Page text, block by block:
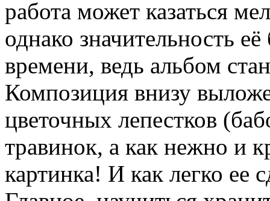
работа может казаться
однако значительность
времени, ведь альбом
Композиция внизу
цветочных лепестков
травинок, а как нежно и
картинка! И как легко ее